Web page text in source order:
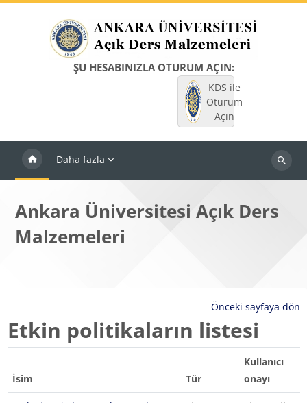
ŞU HESABINIZLA OTURUM AÇIN:
KDS ile
Oturum
Açın
Daha fazla
Dersleri
Ankara Üniversitesi Açık Ders
Malzemeleri
Önceki sayfaya dön
Etkin politikaların listesi
İsim Tür
Kullanıcı
onayı